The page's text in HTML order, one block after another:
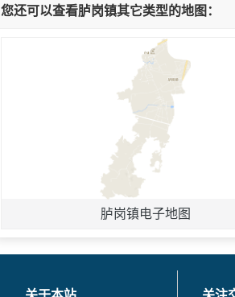
您还可以查看胪岗镇其它类型的地图：
胪岗镇电子地图